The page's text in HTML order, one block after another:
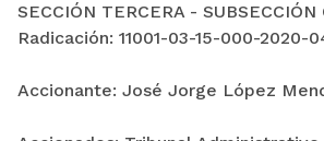
SECCIÓN TERCERA - SUBSECCIÓN
Radicación: 11001-03-15-000-2020-
Accionante: José Jorge López